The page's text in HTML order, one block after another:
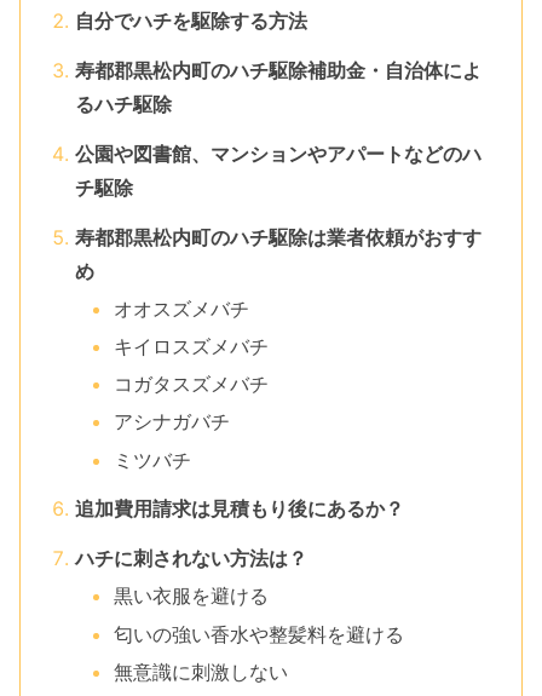
自分でハチを駆除する方法
寿都郡黒松内町のハチ駆除補助金・自治体によ
るハチ駆除
公園や図書館、マンションやアパートなどのハ
チ駆除
寿都郡黒松内町のハチ駆除は業者依頼がおすす
め
オオスズメバチ
キイロスズメバチ
コガタスズメバチ
アシナガバチ
ミツバチ
追加費用請求は見積もり後にあるか？
ハチに刺されない方法は？
黒い衣服を避ける
匂いの強い香水や整髪料を避ける
無意識に刺激しない